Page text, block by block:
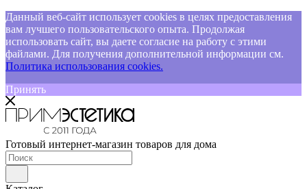
Данный веб-сайт использует cookies в целях предоставления
вам лучшего пользовательского опыта. Продолжая
использовать сайт, вы даете согласие на работу с этими
файлами. Для получения дополнительной информации см.
Политика использования cookies.
Принять
Готовый интернет-магазин товаров для дома